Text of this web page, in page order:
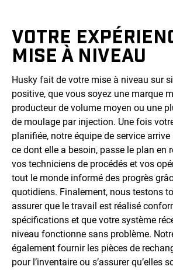
VOTRE
MISE À NIVEAU
Husky fait de votre mise à niveau sur
positive, que vous soyez une marque
producteur de volume moyen ou une
de moulage par injection. Une fois
planifiée, notre équipe de service
ce dont elle a besoin, passe le plan en
vos techniciens de procédés et vos
tout le monde informé des progrès
quotidiens. Finalement, nous testons
assurer que le travail est réalisé
spécifications et que votre système
niveau fonctionne sans problème.
également fournir les pièces de
pour l’inventaire ou s’assurer qu’elles